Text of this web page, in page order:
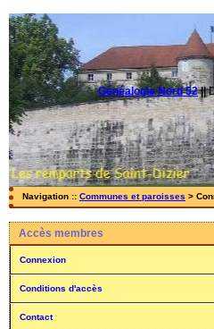
Généalogie Nord 52||
Navigation :: Communes et paroisses >
Accès membres
Connexion
Conditions d'accès
Contact